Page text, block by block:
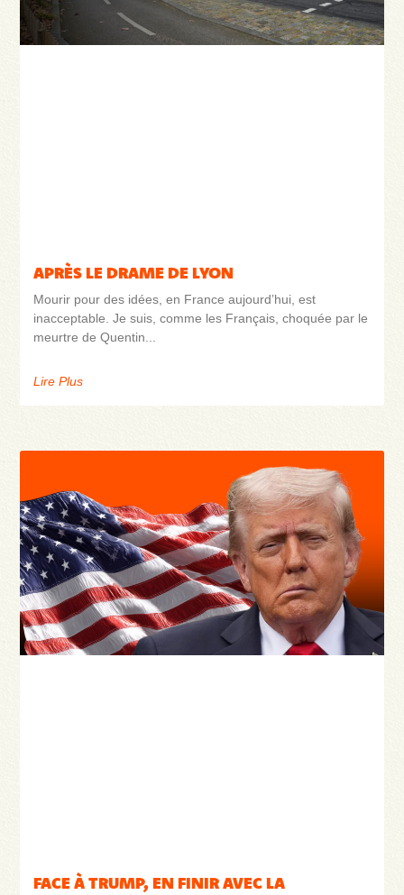
APRÈS LE DRAME DE LYON
Mourir pour des idées, en France aujourd’hui, est
inacceptable. Je suis, comme les Français, choquée par le
meurtre de Quentin
Lire Plus
FACE À TRUMP, EN FINIR AVEC LA